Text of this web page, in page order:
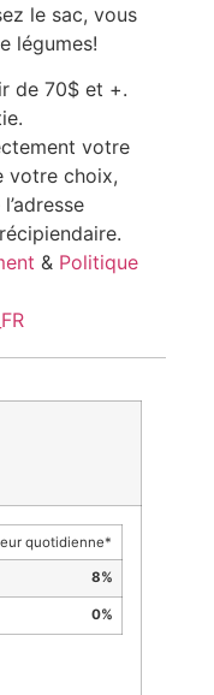
le sac, vous
légumes!
de 70$ et +.
votre
votre choix,
& Politique
quotidienne*
8%
0%